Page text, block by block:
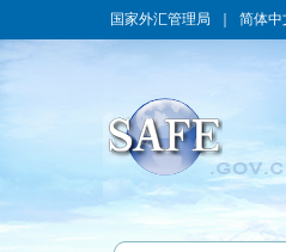
国家外汇管理局 简体中